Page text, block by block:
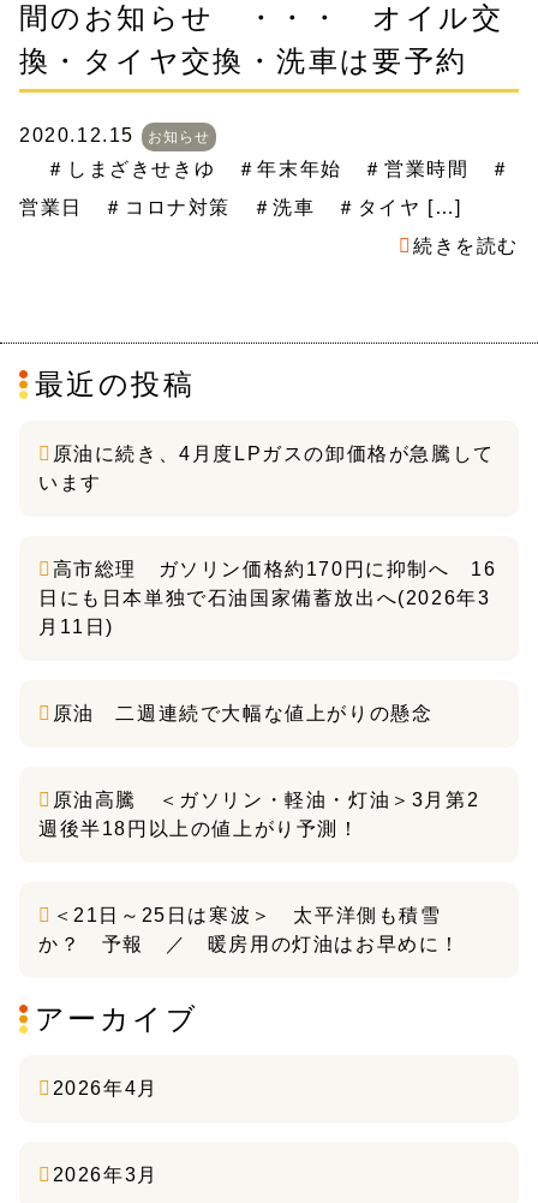
間のお知らせ ・・・ オイル交
換・タイヤ交換・洗車は要予約
2020.12.15 お知らせ
＃しまざきせきゆ ＃年末年始 ＃営業時間 ＃
営業日 ＃コロナ対策 ＃洗車 ＃タイヤ […]
続きを読む
最近の投稿
原油に続き、4月度LPガスの卸価格が急騰して
います
高市総理 ガソリン価格約170円に抑制へ 16
日にも日本単独で石油国家備蓄放出へ(2026年3
月11日)
原油 二週連続で大幅な値上がりの懸念
原油高騰 ＜ガソリン・軽油・灯油＞3月第2
週後半18円以上の値上がり予測！
＜21日～25日は寒波＞ 太平洋側も積雪
か？ 予報 ／ 暖房用の灯油はお早めに！
アーカイブ
2026年4月
2026年3月